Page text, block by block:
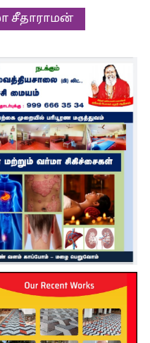
சீதாராமன்